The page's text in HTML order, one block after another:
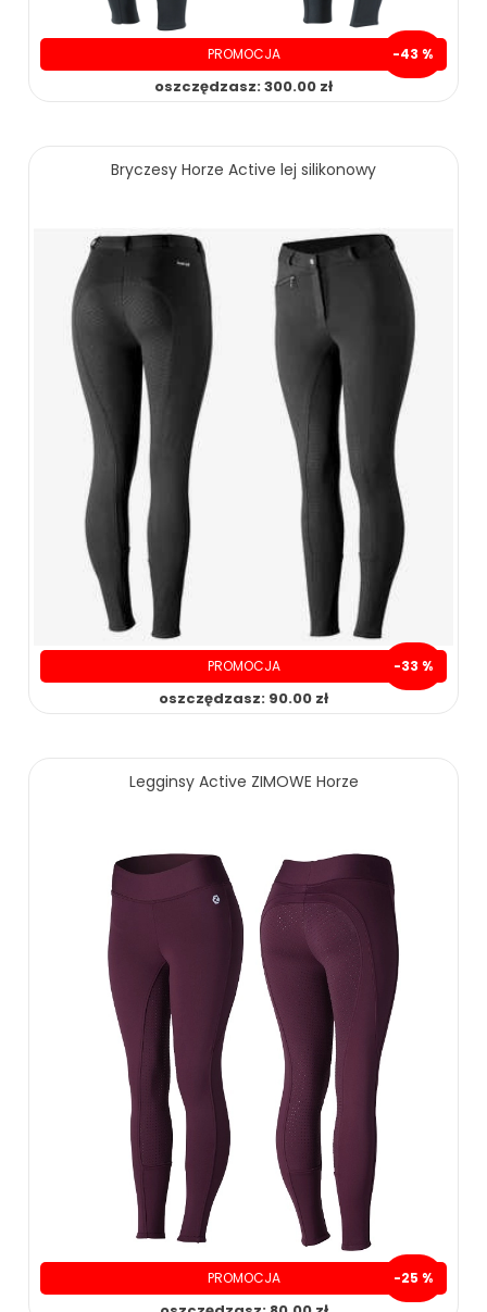
99.99 zł 108.00 zł
PROMOCJA -43 %
oszczędzasz: 300.00 zł
Bryczesy Horze Active lej silikonowy
PROMOCJA -33 %
oszczędzasz: 90.00 zł
Legginsy Active ZIMOWE Horze
PROMOCJA -25 %